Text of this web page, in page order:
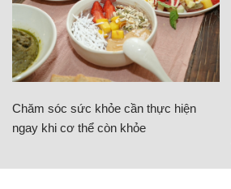
Chăm sóc sức khỏe cần thực hiện
ngay khi cơ thể còn khỏe